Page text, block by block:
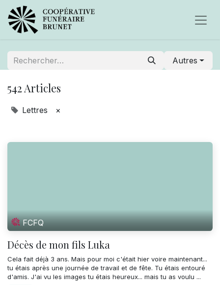
Autres
542 Articles
Lettres ×
FCFQ
Décès de mon fils Luka
Cela fait déjà 3 ans. Mais pour moi c'était hier voire maintenant...
tu étais après une journée de travail et de fête. Tu étais entouré
d'amis. J'ai vu les images tu étais heureux... mais tu as voulu ...